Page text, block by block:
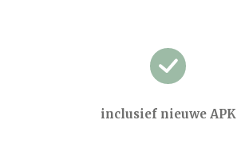
inclusief nieuwe APK